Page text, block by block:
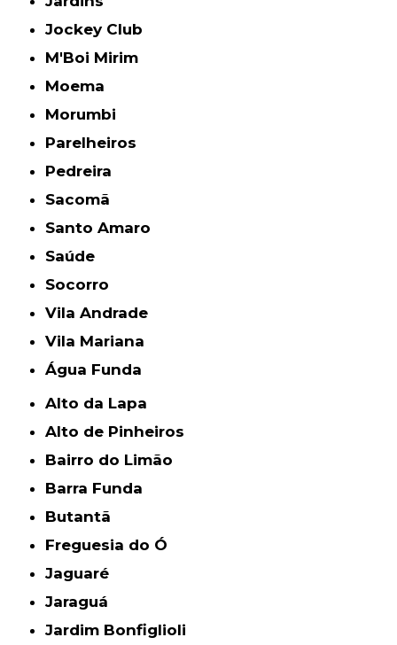
Jockey Club
M'Boi Mirim
Moema
Morumbi
Parelheiros
Pedreira
Sacomã
Santo Amaro
Saúde
Socorro
Vila Andrade
Vila Mariana
Água Funda
Alto da Lapa
Alto de Pinheiros
Bairro do Limão
Barra Funda
Butantã
Freguesia do Ó
Jaguaré
Jaraguá
Jardim Bonfiglioli